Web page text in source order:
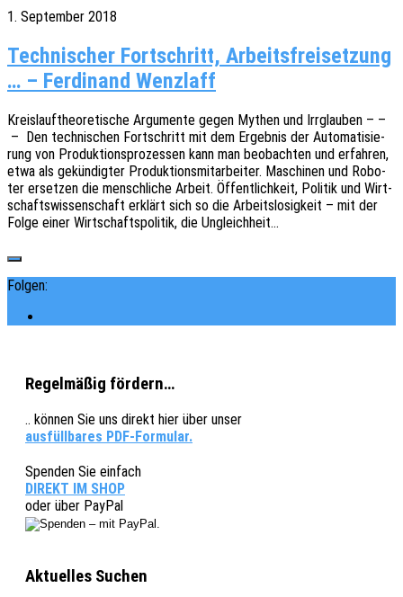
1. September 2018
Technischer Fortschritt, Arbeitsfreisetzung
… – Ferdinand Wenzlaff
Kreis­lauf­theo­re­ti­sche Argu­men­te gegen Mythen und Irrglau­ben – –
– Den tech­ni­schen Fort­schritt mit dem Ergeb­nis der Auto­ma­ti­sie­
rung von Produk­ti­ons­pro­zes­sen kann man beob­ach­ten und erfah­ren,
etwa als gekün­dig­ter Produk­ti­ons­mit­ar­bei­ter. Maschi­nen und Robo­
ter erset­zen die mensch­li­che Arbeit. Öffent­lich­keit, Poli­tik und Wirt­
schafts­wis­sen­schaft erklärt sich so die Arbeits­lo­sig­keit – mit der
Folge einer Wirt­schafts­po­li­tik, die Ungleichheit…
Folgen:
Regelmäßig fördern…
.. können Sie uns direkt hier über unser
ausfüllbares PDF-Formular.
Spenden Sie einfach
DIREKT IM SHOP
oder über PayPal
Aktuelles Suchen